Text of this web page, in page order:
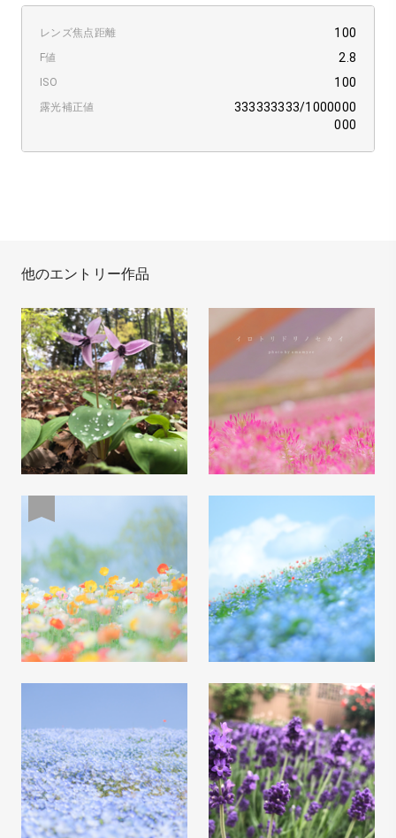
レンズ焦点距離 100
F値 2.8
ISO 100
露光補正値
333333333/1000000
000
他のエントリー作品